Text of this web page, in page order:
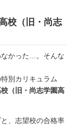
校（旧・尚志
かった…。そんな
別カリキュラム
（旧・尚志学園高
、志望校の合格率